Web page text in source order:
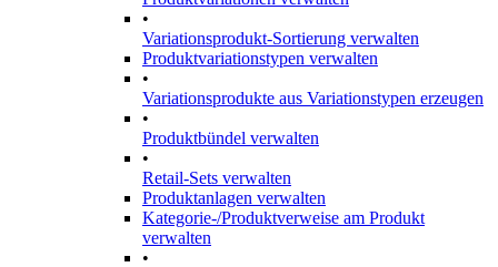
•
Variationsprodukt-Sortierung verwalten
Produktvariationstypen verwalten
•
Variationsprodukte aus Variationstypen erzeugen
•
Produktbündel verwalten
•
Retail-Sets verwalten
Produktanlagen verwalten
Kategorie-/Produktverweise am Produkt
verwalten
•